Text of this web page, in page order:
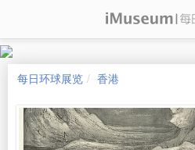
每日环球展览 香港